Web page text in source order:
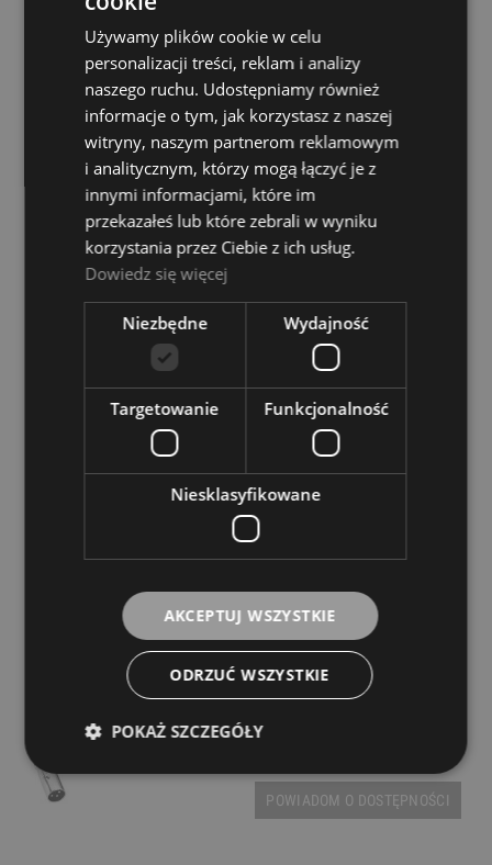
POWIADOM O DOSTĘPNOŚCI
Gęsia szyja - Monacor GN 500
Dostępność:
POWIADOM O DOSTĘPNOŚCI
Gęsia szyja - Proel APM 60 BK
Dostępność:
POWIADOM O DOSTĘPNOŚCI
Monacor XLR 703 JSM
Dostępność:
POWIADOM O DOSTĘPNOŚCI
Używamy plików cookie w celu
personalizacji treści, reklam i analizy
naszego ruchu. Udostępniamy również
informacje o tym, jak korzystasz z naszej
witryny, naszym partnerom reklamowym
i analitycznym, którzy mogą łączyć je z
innymi informacjami, które im
przekazałeś lub które zebrali w wyniku
korzystania przez Ciebie z ich usług.
Dowiedz się więcej
Niezbędne Wydajność
Targetowanie Funkcjonalność
Niesklasyfikowane
AKCEPTUJ WSZYSTKIE
ODRZUĆ WSZYSTKIE
POKAŻ SZCZEGÓŁY